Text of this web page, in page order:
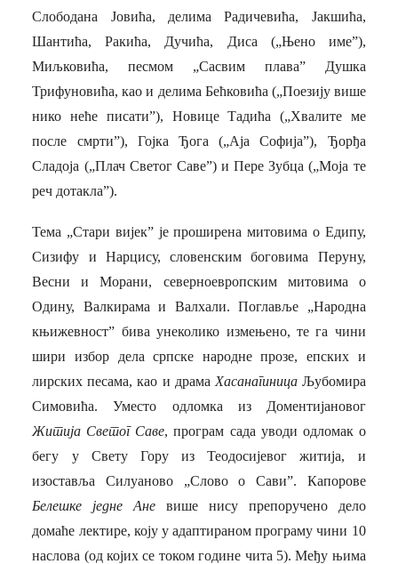
Слободана Јовића, делима Радичевића, Јакшића,
Шантића, Ракића, Дучића, Диса („Њено име”),
Миљковића, песмом „Сасвим плава” Душка
Трифуновића, као и делима Бећковића („Поезију више
нико неће писати”), Новице Тадића („Хвалите ме
после смрти”), Гојка Ђога („Аја Софија”), Ђорђа
Сладоја („Плач Светог Саве”) и Пере Зубца („Моја те
реч дотакла”).
Тема „Стари вијек” је проширена митовима о Едипу,
Сизифу и Нарцису, словенским боговима Перуну,
Весни и Морани, северноевропским митовима о
Одину, Валкирама и Валхали. Поглавље „Народна
књижевност” бива унеколико измењено, те га чини
шири избор дела српске народне прозе, епских и
лирских песама, као и драма Хасанагиница Љубомира
Симовића. Уместо одломка из Доментијановог
Житија Светог Саве, програм сада уводи одломак о
бегу у Свету Гору из Теодосијевог житија, и
изоставља Силуаново „Слово о Сави”. Капорове
Белешке једне Ане више нису препоручено дело
домаће лектире, коју у адаптираном програму чини 10
наслова (од којих се током године чита 5). Међу њима